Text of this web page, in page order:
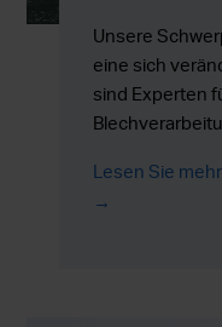
Unsere
eine sich
sind Experten
Lesen Sie mehr